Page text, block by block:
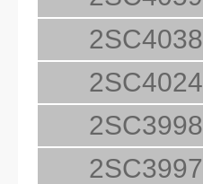
2SC4038
2SC4024
2SC3998
2SC3997